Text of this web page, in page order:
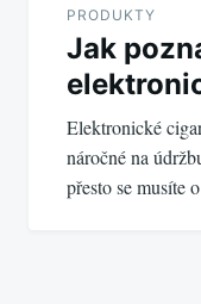
PRODUKTY
Jak
Elektronické
náročné na
přesto se musíte